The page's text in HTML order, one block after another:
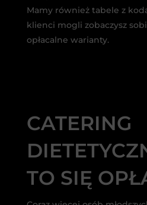
Mamy również tabele z
klienci mogli zobaczysz
opłacalne warianty.
CATERING
TO SIĘ